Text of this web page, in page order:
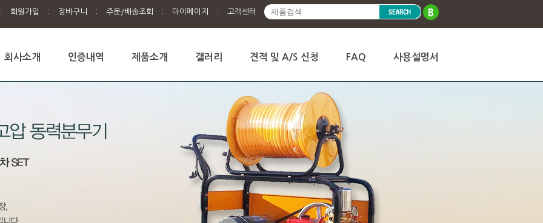
: 회원가입 : 장바구니 : 주문/배송조회 : 마이페이지 : 고객센터
회사소개 인증내역 제품소개 갤러리 견적 및 A/S 신청 FAQ 사용설명서